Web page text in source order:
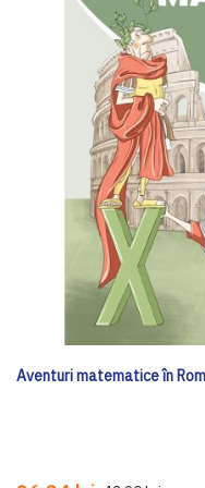
Aventuri matematice în